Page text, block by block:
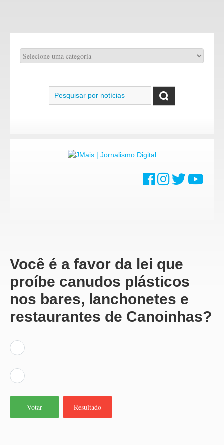
Você é a favor da lei que
proíbe canudos plásticos
nos bares, lanchonetes e
restaurantes de Canoinhas?
Votar Resultado